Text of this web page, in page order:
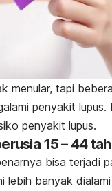
menular, tapi
penyakit lupus.
penyakit lupus.
15 – 44
bisa terjadi
lebih banyak